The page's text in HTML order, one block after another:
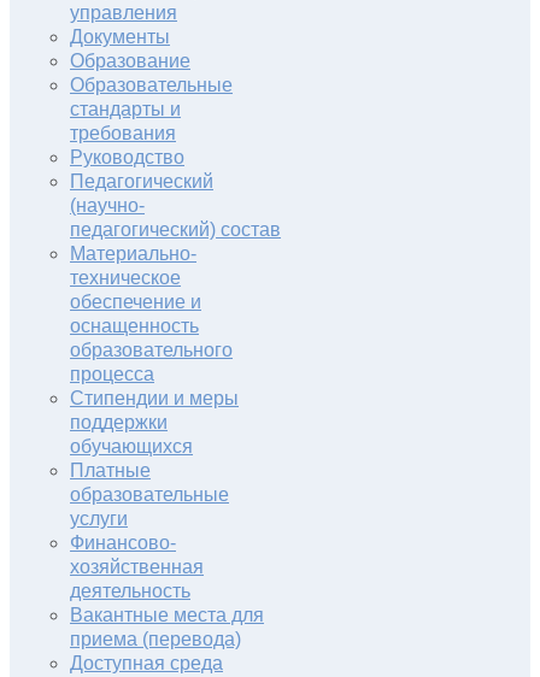
управления
Документы
Образование
Образовательные
стандарты и
требования
Руководство
Педагогический
(научно-
педагогический) состав
Материально-
техническое
обеспечение и
оснащенность
образовательного
процесса
Стипендии и меры
поддержки
обучающихся
Платные
образовательные
услуги
Финансово-
хозяйственная
деятельность
Вакантные места для
приема (перевода)
Доступная среда